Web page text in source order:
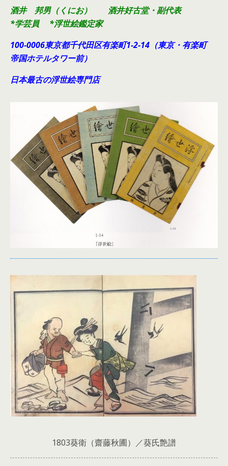
酒井 邦男（くにお） 酒井好古堂・副代表
*学芸員 *浮世絵鑑定家
100-0006東京都千代田区有楽町1-2-14（東京・有楽町
帝国ホテルタワー前）
日本最古の浮世絵専門店
1803葵衛（齋藤秋圃）／葵氏艶譜